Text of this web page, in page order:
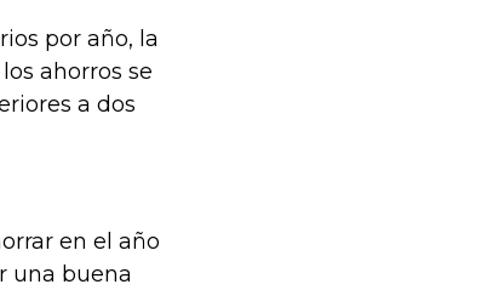
por año, la
ahorros se
a dos
en el año
una buena